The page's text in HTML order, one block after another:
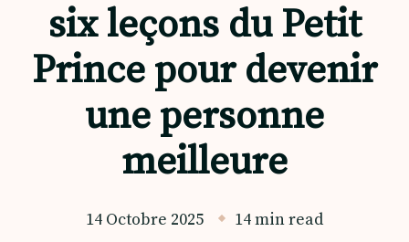
six leçons du Petit
Prince pour devenir
une personne
meilleure
14 Octobre 2025 14 min read